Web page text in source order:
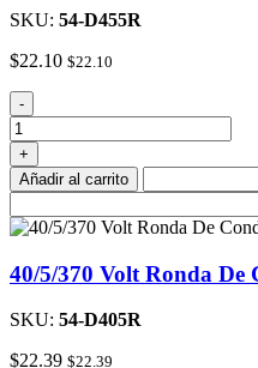
SKU: 54-D455R
$22.10 $22.10
45/5/370
Volt
Ronda
De
Condensadores
-
+
Añadir al carrito
40/5/370 Volt Ronda De
SKU: 54-D405R
$22.39 $22.39